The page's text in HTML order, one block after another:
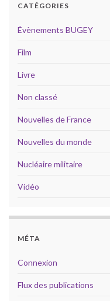
CATÉGORIES
Évènements BUGEY
Film
Livre
Non classé
Nouvelles de France
Nouvelles du monde
Nucléaire militaire
Vidéo
MÉTA
Connexion
Flux des publications